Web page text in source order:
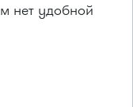
нет удобной